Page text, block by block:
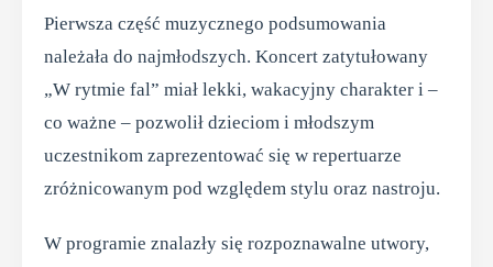
Pierwsza część muzycznego podsumowania
należała do najmłodszych. Koncert zatytułowany
„W rytmie fal” miał lekki, wakacyjny charakter i –
co ważne – pozwolił dzieciom i młodszym
uczestnikom zaprezentować się w repertuarze
zróżnicowanym pod względem stylu oraz nastroju.
W programie znalazły się rozpoznawalne utwory,